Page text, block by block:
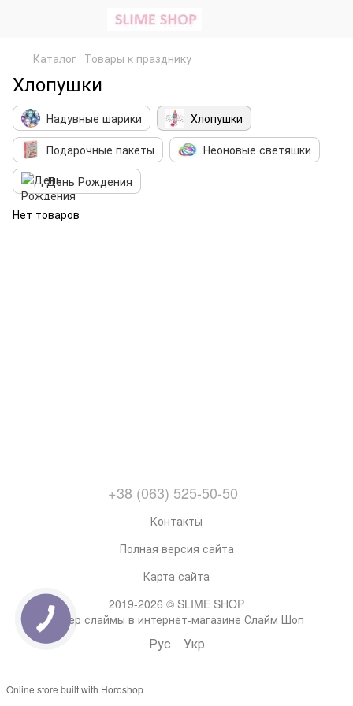
Каталог Товары к празднику
Хлопушки
Надувные шарики
Хлопушки
Подарочные пакеты
Неоновые светяшки
День Рождения
Нет товаров
+38 (063) 525-50-50
Контакты
Полная версия сайта
Карта сайта
2019-2026 © SLIME SHOP
Супер слаймы в интернет-магазине Слайм Шоп
Рус Укр
Online store built with Horoshop